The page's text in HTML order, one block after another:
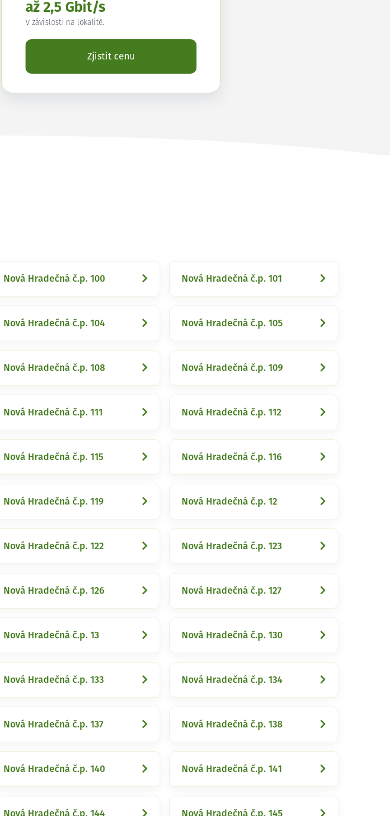
až 2,5 Gbit/s
V závislosti na lokalitě.
Zjistit cenu
Nová Hradečná č.p. 100 Nová Hradečná č.p. 101
Nová Hradečná č.p. 104 Nová Hradečná č.p. 105
Nová Hradečná č.p. 108 Nová Hradečná č.p. 109
Nová Hradečná č.p. 111 Nová Hradečná č.p. 112
Nová Hradečná č.p. 115 Nová Hradečná č.p. 116
Nová Hradečná č.p. 119 Nová Hradečná č.p. 12
Nová Hradečná č.p. 122 Nová Hradečná č.p. 123
Nová Hradečná č.p. 126 Nová Hradečná č.p. 127
Nová Hradečná č.p. 13 Nová Hradečná č.p. 130
Nová Hradečná č.p. 133 Nová Hradečná č.p. 134
Nová Hradečná č.p. 137 Nová Hradečná č.p. 138
Nová Hradečná č.p. 140 Nová Hradečná č.p. 141
Nová Hradečná č.p. 144 Nová Hradečná č.p. 145